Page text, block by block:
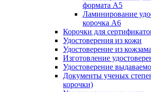
формата А5
Ламинирование
корочка А6
Корочки для
Удостоверения из кожи
Удостоверение из кожзама
Изготовление
Удостоверение
Документы ученых
корочки)